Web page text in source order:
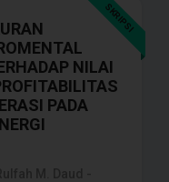
SKRIPSI
NILAI
PADA